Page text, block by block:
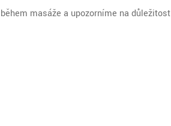
masáže a upozorníme na důležitost